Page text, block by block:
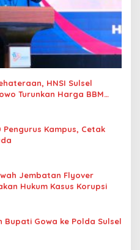
HNSI Sulsel
Turunkan Harga BBM
Pengurus Kampus, Cetak
Jembatan Flyover
Hukum Kasus Korupsi
Bupati Gowa ke Polda Sulsel